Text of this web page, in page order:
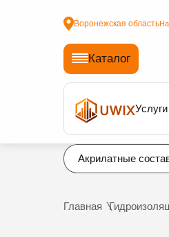
Воронежская область
Каталог
Услуги
Акрилатные
Главная